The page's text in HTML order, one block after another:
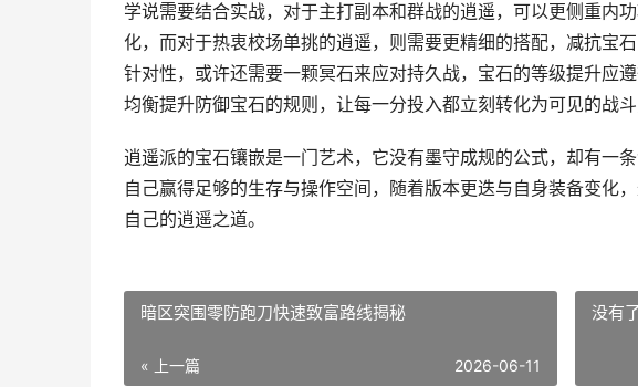
学说需要结合实战，对于主打副本和群战的逍遥，可以更侧重内
化，而对于热衷校场单挑的逍遥，则需要更精细的搭配，减抗宝
针对性，或许还需要一颗冥石来应对持久战，宝石的等级提升应
均衡提升防御宝石的规则，让每一分投入都立刻转化为可见的战斗
逍遥派的宝石镶嵌是一门艺术，它没有墨守成规的公式，却有一
自己赢得足够的生存与操作空间，随着版本更迭与自身装备变化
自己的逍遥之道。
暗区突围零防跑刀快速致富路线揭秘
« 上一篇 2026-06-11
没有了